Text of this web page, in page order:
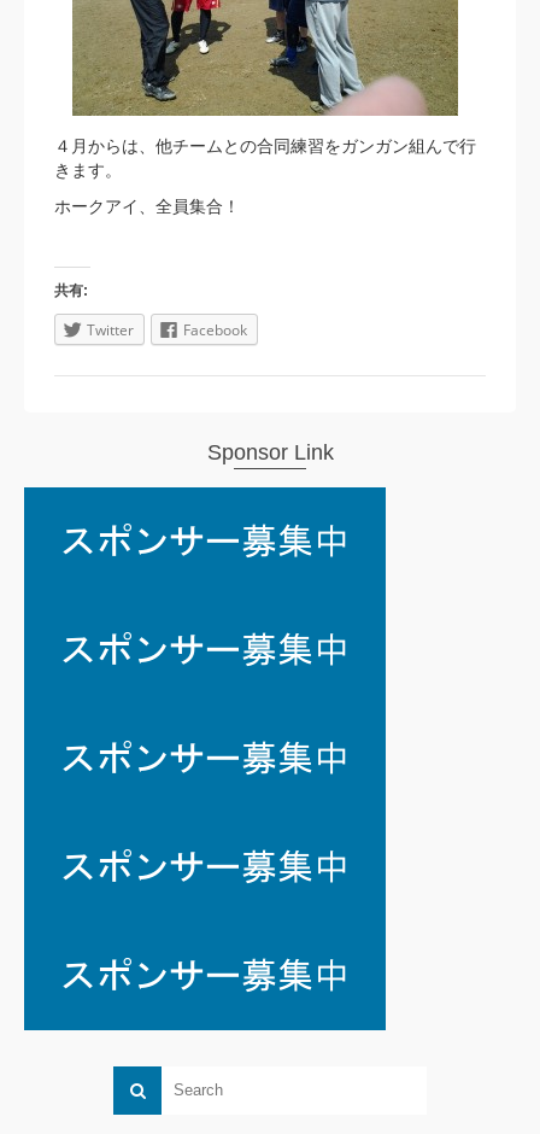
４月からは、他チームとの合同練習をガンガン組んで行
きます。
ホークアイ、全員集合！
共有:
Twitter Facebook
Sponsor Link